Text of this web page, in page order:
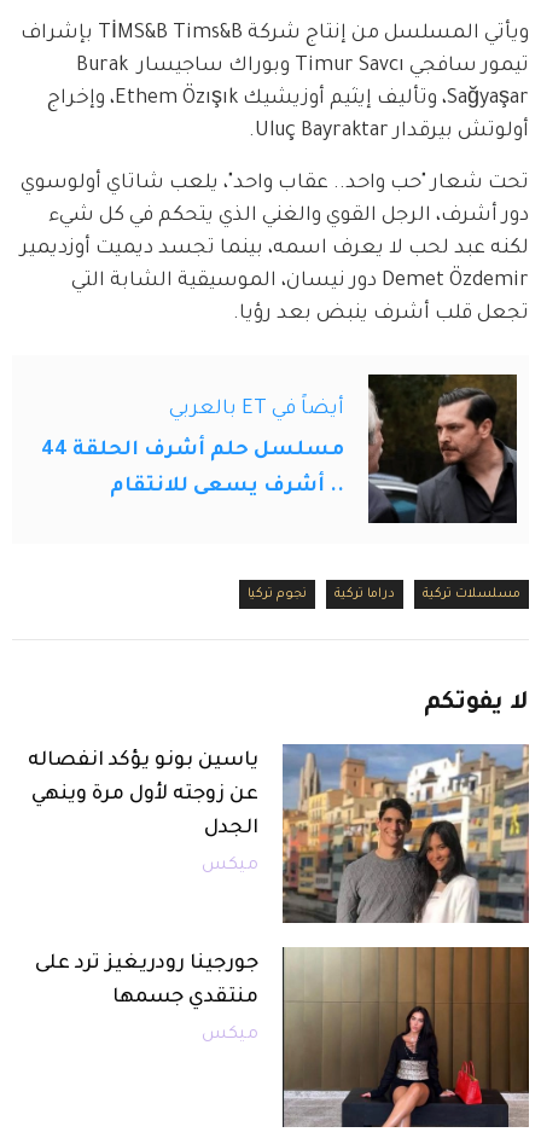
ويأتي المسلسل من إنتاج شركة TİMS&B Tims&B بإشراف
تيمور سافجي Timur Savcı وبوراك ساجيسار Burak
Sağyaşar، وتأليف إيثيم أوزيشيك Ethem Özışık، وإخراج
أولوتش بيرقدار Uluç Bayraktar.
تحت شعار "حب واحد.. عقاب واحد"، يلعب شاتاي أولوسوي
دور أشرف، الرجل القوي والغني الذي يتحكم في كل شيء
لكنه عبد لحب لا يعرف اسمه، بينما تجسد ديميت أوزديمير
Demet Özdemir دور نيسان، الموسيقية الشابة التي
تجعل قلب أشرف ينبض بعد رؤيا.
أيضاً في ET بالعربي
مسلسل حلم أشرف الحلقة 44
.. أشرف يسعى للانتقام
مسلسلات تركية دراما تركية نجوم تركيا
لا يفوتكم
ياسين بونو يؤكد انفصاله
عن زوجته لأول مرة وينهي
الجدل
ميكس
جورجينا رودريغيز ترد على
منتقدي جسمها
ميكس